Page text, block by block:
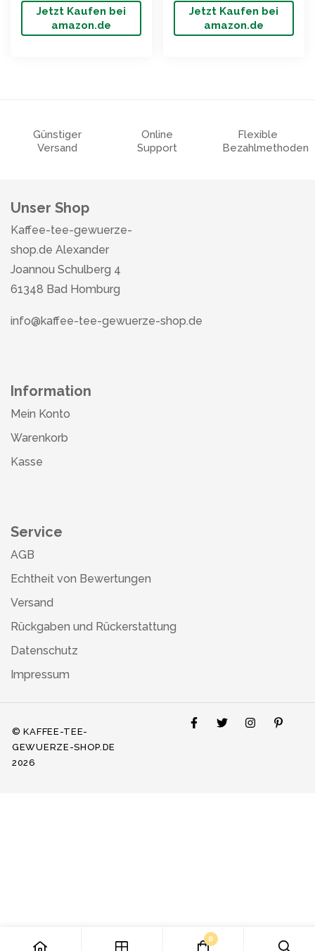
Jetzt Kaufen bei
amazon.de
Jetzt Kaufen bei
amazon.de
Günstiger
Versand
Online
Support
Flexible
Bezahlmethoden
Unser Shop
Kaffee-tee-gewuerze-
shop.de Alexander
Joannou Schulberg 4
61348 Bad Homburg
info@kaffee-tee-gewuerze-shop.de
Information
Mein Konto
Warenkorb
Kasse
Service
AGB
Echtheit von Bewertungen
Versand
Rückgaben und Rückerstattung
Datenschutz
Impressum
© KAFFEE-TEE-
GEWUERZE-SHOP.DE
2026
0